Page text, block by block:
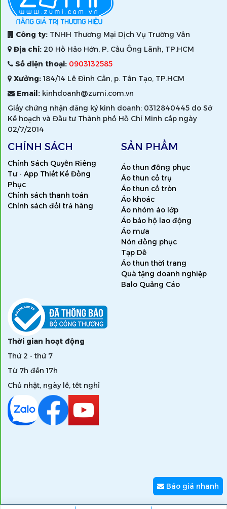
Công ty: TNHH Thương Mại Dịch Vụ Trường Vân
Địa chỉ: 20 Hồ Hảo Hớn, P. Cầu Ông Lãnh, TP.HCM
Số điện thoại: 0903132585
Xưởng:184/14 Lê Đình Cẩn, p. Tân Tạo, TP.HCM
Email: kinhdoanh@zumi.com.vn
Giấy chứng nhận đăng ký kinh doanh: 0312840445 do Sở
Kế hoạch và Đầu tư Thành phố Hồ Chí Minh cấp ngày
02/7/2014
CHÍNH SÁCH
Chính Sách Quyền Riêng
Tư - App Thiết Kế Đồng
Phục
Chính sách thanh toán
Chính sách đổi trả hàng
SẢN PHẨM
Áo thun đồng phục
Áo thun cổ trụ
Áo thun cổ tròn
Áo khoác
Áo nhóm áo lớp
Áo bảo hộ lao động
Áo mưa
Nón đồng phục
Tạp Dề
Áo thun thời trang
Quà tặng doanh nghiệp
Balo Quảng Cáo
Thời gian hoạt động
Thứ 2 - thứ 7
Từ 7h đến 17h
Chủ nhật, ngày lễ, tết nghỉ
Báo giá nhanh